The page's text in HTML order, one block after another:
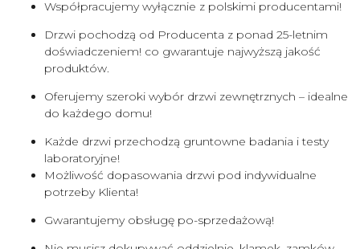
Współpracujemy wyłącznie z polskimi producentami!
Drzwi pochodzą od Producenta z ponad 25-letnim
doświadczeniem! co gwarantuje najwyższą jakość
produktów.
Oferujemy szeroki wybór drzwi zewnętrznych – idealne
do każdego domu!
Każde drzwi przechodzą gruntowne badania i testy
laboratoryjne!
Możliwość dopasowania drzwi pod indywidualne
potrzeby Klienta!
Gwarantujemy obsługę po-sprzedażową!